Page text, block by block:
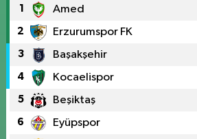
1 Amed
2 Erzurumspor FK
3 Başakşehir
4 Kocaelispor
5 Beşiktaş
6 Eyüpspor